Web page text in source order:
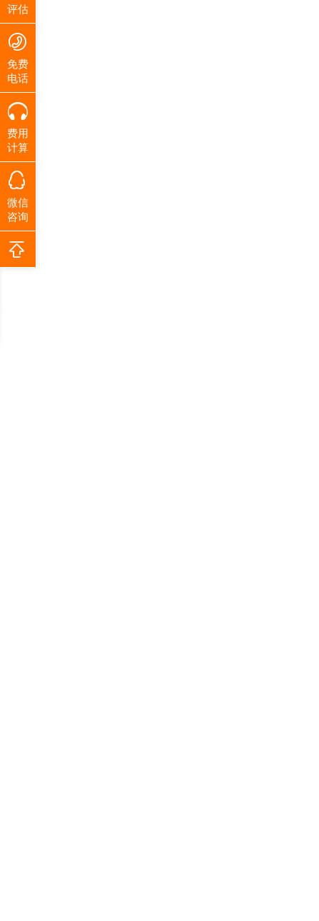
评估
免费
电话
费用
计算
微信
咨询